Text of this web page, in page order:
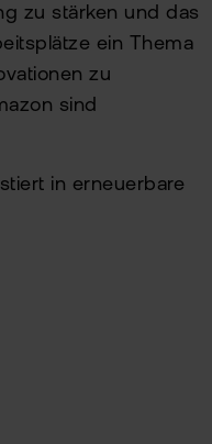
zu stärken und das
ein Thema
zu
sind
in erneuerbare